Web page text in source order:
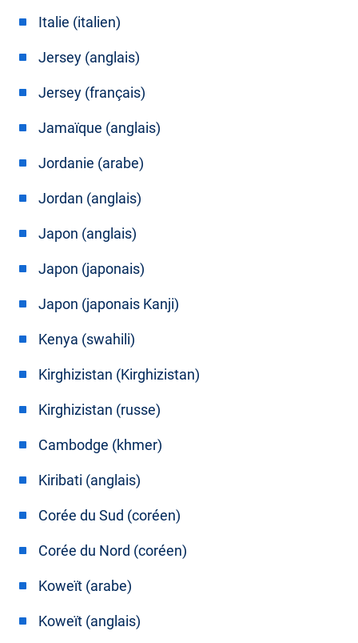
Italie (italien)
Jersey (anglais)
Jersey (français)
Jamaïque (anglais)
Jordanie (arabe)
Jordan (anglais)
Japon (anglais)
Japon (japonais)
Japon (japonais Kanji)
Kenya (swahili)
Kirghizistan (Kirghizistan)
Kirghizistan (russe)
Cambodge (khmer)
Kiribati (anglais)
Corée du Sud (coréen)
Corée du Nord (coréen)
Koweït (arabe)
Koweït (anglais)